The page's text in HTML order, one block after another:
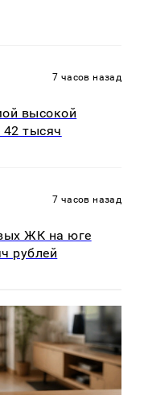
7 часов назад
высокой
тысяч
7 часов назад
ЖК на юге
рублей